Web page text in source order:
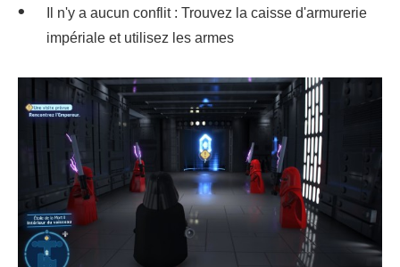
Il n'y a aucun conflit : Trouvez la caisse d'armurerie
impériale et utilisez les armes